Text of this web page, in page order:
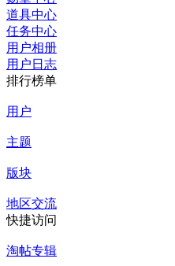
道具中心
任务中心
用户相册
用户日志
排行榜单
用户
主题
版块
地区交流
快捷访问
淘帖专辑